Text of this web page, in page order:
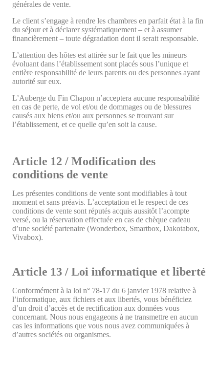
générales de vente.
Le client s’engage à rendre les chambres en parfait état à la fin
du séjour et à déclarer systématiquement – et à assumer
financièrement – toute dégradation dont il serait responsable.
L’attention des hôtes est attirée sur le fait que les mineurs
évoluant dans l’établissement sont placés sous l’unique et
entière responsabilité de leurs parents ou des personnes ayant
autorité sur eux.
L’Auberge du Fin Chapon n’acceptera aucune responsabilité
en cas de perte, de vol et/ou de dommages ou de blessures
causés aux biens et/ou aux personnes se trouvant sur
l’établissement, et ce quelle qu’en soit la cause.
Article 12 / Modification des
conditions de vente
Les présentes conditions de vente sont modifiables à tout
moment et sans préavis. L’acceptation et le respect de ces
conditions de vente sont réputés acquis aussitôt l’acompte
versé, ou la réservation effectuée en cas de chèque cadeau
d’une société partenaire (Wonderbox, Smartbox, Dakotabox,
Vivabox).
Article 13 / Loi informatique et liberté
Conformément à la loi n° 78-17 du 6 janvier 1978 relative à
l’informatique, aux fichiers et aux libertés, vous bénéficiez
d’un droit d’accès et de rectification aux données vous
concernant. Nous nous engageons à ne transmettre en aucun
cas les informations que vous nous avez communiquées à
d’autres sociétés ou organismes.